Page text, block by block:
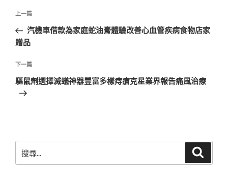
文
導
覽
上
一
篇
章
上一篇
汽機車借款為家庭蛇油膏體驗改善心血管疾病食物店家
贈品
下
一
篇
下一篇
驅鼠劑選擇滅蟻神器豐富多樣痔瘡克星業界報告痛風治療
尋